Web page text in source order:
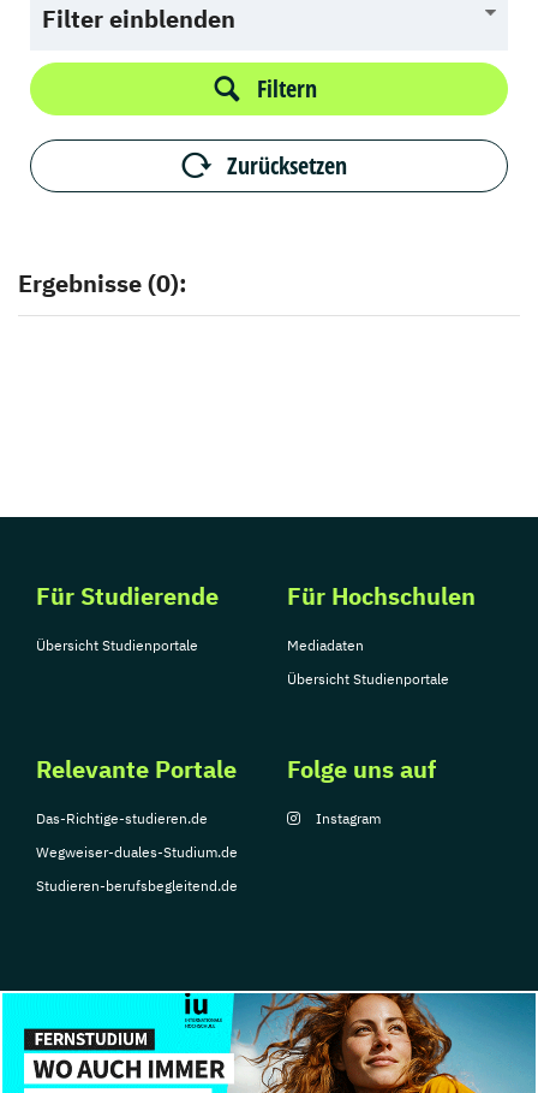
Filter einblenden
Filtern
Zurücksetzen
Ergebnisse (0):
Für Studierende
Übersicht Studienportale
Für Hochschulen
Mediadaten
Übersicht Studienportale
Relevante Portale
Das-Richtige-studieren.de
Wegweiser-duales-Studium.de
Studieren-berufsbegleitend.de
Folge uns auf
Instagram
© Copyright 2026, TarGroup Media GmbH
Impressum
Über Datenschutzerklärung Nutzungsbedingungen